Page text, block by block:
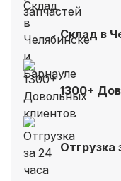
Склад в
1300+
Отгрузка